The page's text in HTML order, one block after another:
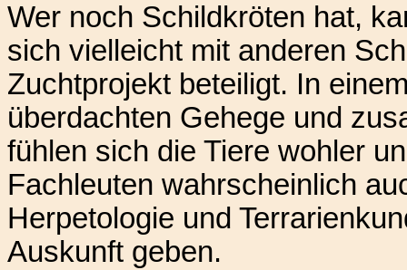
Wer noch Schildkröten hat,
sich vielleicht mit anderen
Zuchtprojekt beteiligt. In
überdachten Gehege und
fühlen sich die Tiere wohler
Fachleuten wahrscheinlich
Herpetologie und
Auskunft geben.